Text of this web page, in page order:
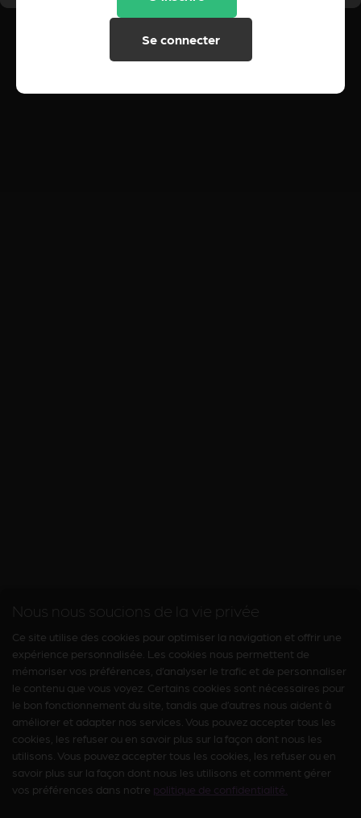
Se connecter
Nous nous soucions de la vie privée
Ce site utilise des cookies pour optimiser la navigation et offrir une
expérience personnalisée. Les cookies nous permettent de
mémoriser vos préférences, d’analyser le trafic et de personnaliser
le contenu que vous voyez. Certains cookies sont nécessaires pour
le bon fonctionnement du site, tandis que d’autres nous aident à
améliorer et adapter nos services. Vous pouvez accepter tous les
cookies, les refuser ou en savoir plus sur la façon dont nous les
utilisons. Vous pouvez accepter tous les cookies, les refuser ou en
savoir plus sur la façon dont nous les utilisons et comment gérer
vos préférences dans notre politique de confidentialité.